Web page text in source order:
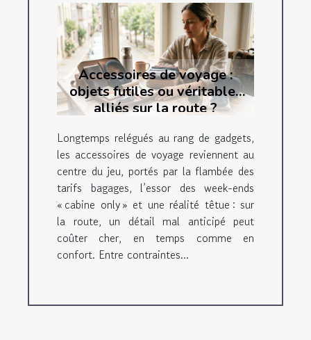
Accessoires de voyage :
objets futiles ou véritables
alliés sur la route ?
Longtemps relégués au rang de gadgets,
les accessoires de voyage reviennent au
centre du jeu, portés par la flambée des
tarifs bagages, l’essor des week-ends
« cabine only » et une réalité têtue : sur
la route, un détail mal anticipé peut
coûter cher, en temps comme en
confort. Entre contraintes...